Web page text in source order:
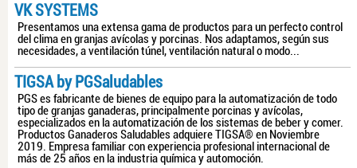
VK SYSTEMS
Presentamos una extensa gama de productos para un perfecto control
del clima en granjas avícolas y porcinas. Nos adaptamos, según sus
necesidades, a ventilación túnel, ventilación natural o modo...
TIGSA by PGSaludables
PGS es fabricante de bienes de equipo para la automatización de todo
tipo de granjas ganaderas, principalmente porcinas y avícolas,
especializados en la automatización de los sistemas de beber y comer.
Productos Ganaderos Saludables adquiere TIGSA® en Noviembre
2019. Empresa familiar con experiencia profesional internacional de
más de 25 años en la industria química y automoción.